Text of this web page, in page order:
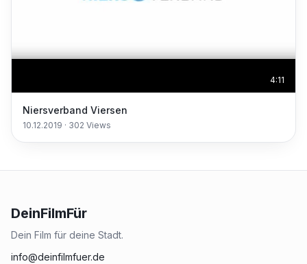
4:11
Niersverband Viersen
10.12.2019 · 302 Views
DeinFilmFür
Dein Film für deine Stadt.
info@deinfilmfuer.de